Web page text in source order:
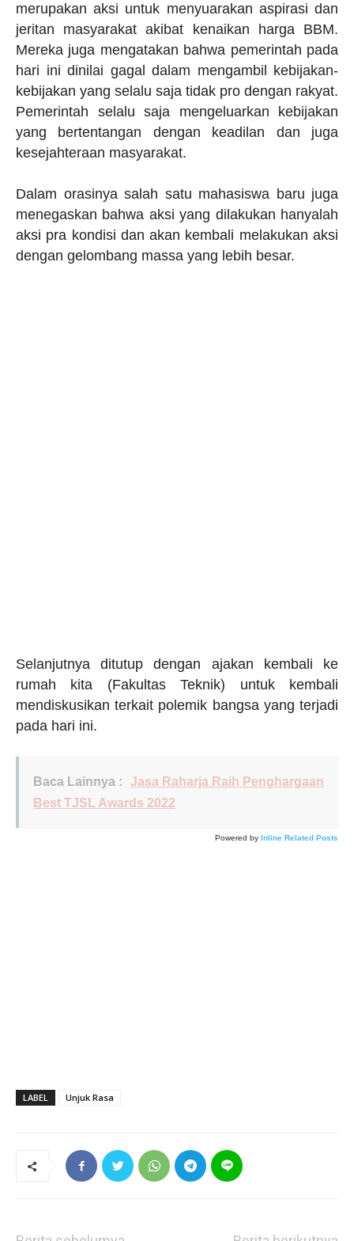
merupakan aksi untuk menyuarakan aspirasi dan
jeritan masyarakat akibat kenaikan harga BBM.
Mereka juga mengatakan bahwa pemerintah pada
hari ini dinilai gagal dalam mengambil kebijakan-
kebijakan yang selalu saja tidak pro dengan rakyat.
Pemerintah selalu saja mengeluarkan kebijakan
yang bertentangan dengan keadilan dan juga
kesejahteraan masyarakat.
Dalam orasinya salah satu mahasiswa baru juga
menegaskan bahwa aksi yang dilakukan hanyalah
aksi pra kondisi dan akan kembali melakukan aksi
dengan gelombang massa yang lebih besar.
Selanjutnya ditutup dengan ajakan kembali ke
rumah kita (Fakultas Teknik) untuk kembali
mendiskusikan terkait polemik bangsa yang terjadi
pada hari ini.
Baca Lainnya :
Jasa Raharja Raih Penghargaan
Best TJSL Awards 2022
Powered by Inline Related Posts
LABEL Unjuk Rasa